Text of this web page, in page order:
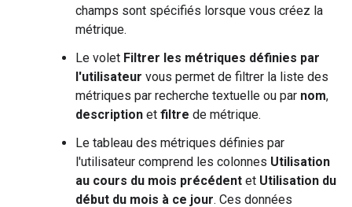
champs sont spécifiés lorsque vous créez la
métrique.
Le volet Filtrer les métriques définies par
l'utilisateur vous permet de filtrer la liste des
métriques par recherche textuelle ou par nom,
description et filtre de métrique.
Le tableau des métriques définies par
l'utilisateur comprend les colonnes Utilisation
au cours du mois précédent et Utilisation du
début du mois à ce jour. Ces données